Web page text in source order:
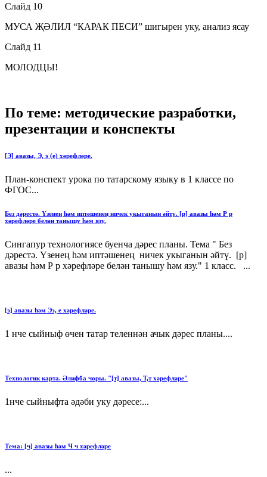
Слайд 10
МУСА ҖӘЛИЛ “КАРАК ПЕСИ” шигырен уку, анализ ясау
Слайд 11
МОЛОДЦЫ!
По теме: методические разработки,
презентации и конспекты
[Э] авазы, Э, э (е) хәрефләре.
План-конспект урока по татарскому языку в 1 классе по
ФГОС...
Без дәрестә. Үзенең һәм иптәшенең ничек укыганын әйтү. [р] авазы һәм Р р
хәрефләре белән танышу һәм язу.
Сингапур технологиясе буенча дәрес планы. Тема " Без
дәрестә. Үзенең һәм иптәшенең ничек укыганын әйтү. [р]
авазы һәм Р р хәрефләре белән танышу һәм язу." 1 класс. ...
[э] авазы һәм Ээ, е хәрефләре.
1 нче сыйныф өчен татар теленнән ачык дәрес планы....
Технологик карта. Әлифба чоры. "[т] авазы, Т,т хәрефләре"
1нче сыйныфта әдәби уку дәресе:...
Тема: [ч] авазы һәм Ч ч хәрефләре
...